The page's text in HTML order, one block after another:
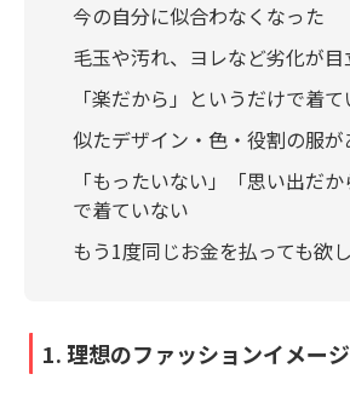
今の自分に似合わなくなった
毛玉や汚れ、ヨレなど劣化が目
「楽だから」というだけで着て
似たデザイン・色・役割の服が
「もったいない」「思い出だ
で着ていない
もう1度同じお金を払っても欲
1. 理想のファッションイメー